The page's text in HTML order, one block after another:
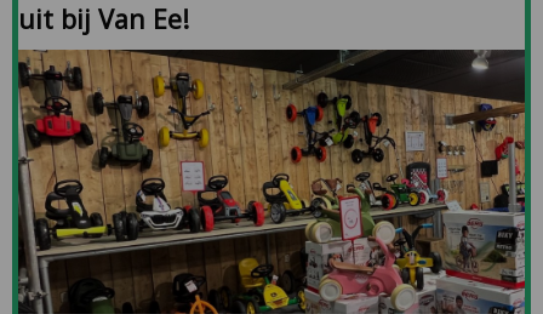
uit bij Van Ee!